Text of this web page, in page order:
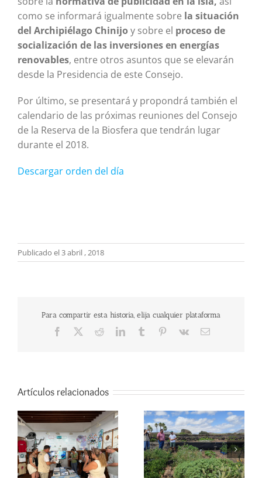
como se informará igualmente sobre la situación
del Archipiélago Chinijo y sobre el proceso de
socialización de las inversiones en energías
renovables, entre otros asuntos que se elevarán
desde la Presidencia de este Consejo.
Por último, se presentará y propondrá también el
calendario de las próximas reuniones del Consejo
de la Reserva de la Biosfera que tendrán lugar
durante el 2018.
Descargar orden del día
Publicado el 3 abril , 2018
Para compartir esta historia, elija cualquier plataforma
Facebook RedditLinkedInTumblr Pinterest
Vk
Correo
Artículos relacionados